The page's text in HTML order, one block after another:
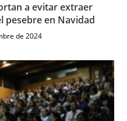
a evitar extraer
pesebre en Navidad
de 2024